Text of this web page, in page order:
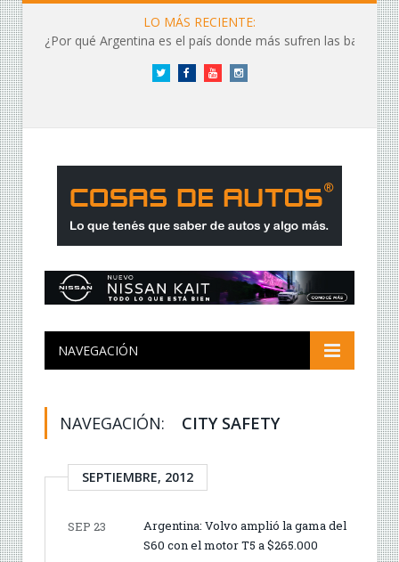
LO MÁS RECIENTE:
¿Por qué Argentina es el país donde más sufren las baterías?
Twitter FacebookYouTubeInstagram
NAVEGACIÓN
NAVEGACIÓN: CITY SAFETY
SEPTIEMBRE, 2012
SEP 23
Argentina: Volvo amplió la gama del
S60 con el motor T5 a $265.000